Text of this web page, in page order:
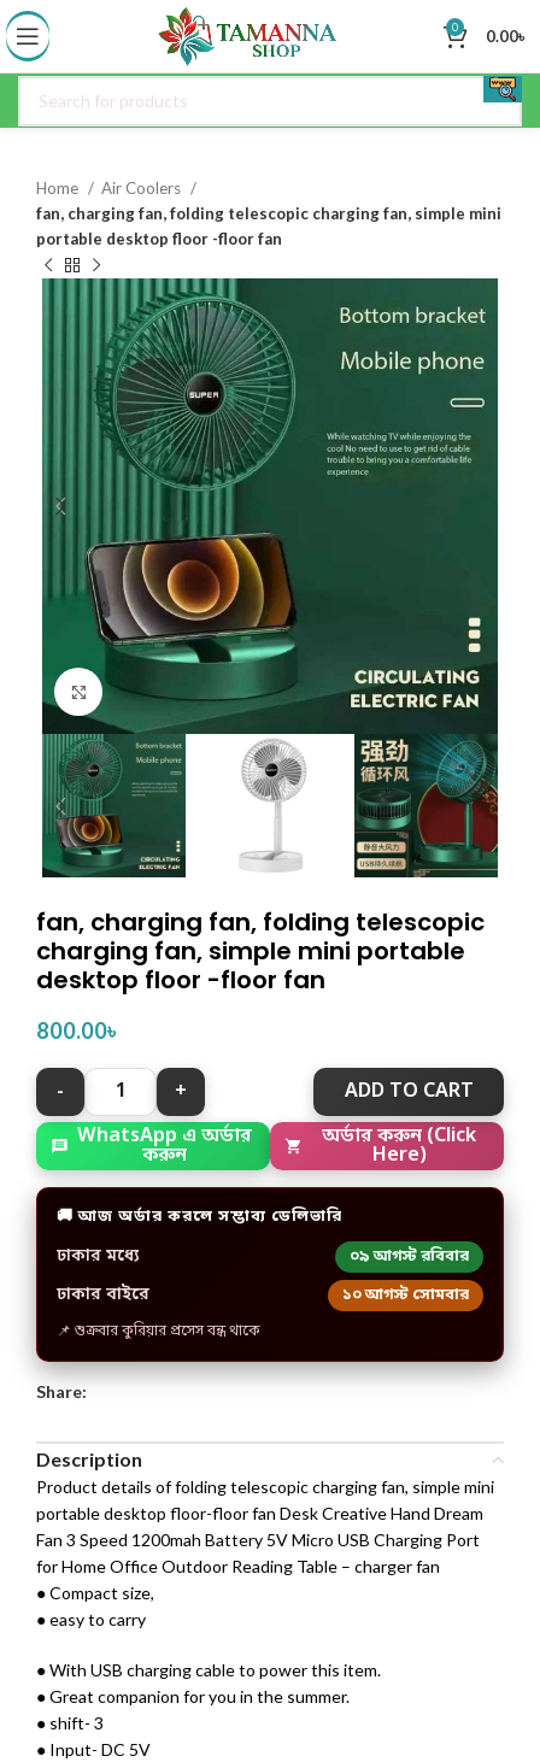
0 0.00৳
Home
Air Coolers
fan, charging fan, folding telescopic charging fan, simple mini
portable desktop floor -floor fan
Click to enlarge
fan, charging fan, folding telescopic
charging fan, simple mini portable
desktop floor -floor fan
800.00৳
ADD TO CART
WhatsApp এ অর্ডার
করুন
অর্ডার করুন (Click
Here)
🚚 আজ অর্ডার করলে সম্ভাব্য ডেলিভারি
ঢাকার মধ্যে ০৯ আগস্ট রবিবার
ঢাকার বাইরে ১০ আগস্ট সোমবার
📌 শুক্রবার কুরিয়ার প্রসেস বন্ধ থাকে
Share:
Description
Product details of folding telescopic charging fan, simple mini
portable desktop floor-floor fan Desk Creative Hand Dream
Fan 3 Speed 1200mah Battery 5V Micro USB Charging Port
for Home Office Outdoor Reading Table – charger fan
● Compact size,
● easy to carry
● With USB charging cable to power this item.
● Great companion for you in the summer.
● shift- 3
● Input- DC 5V